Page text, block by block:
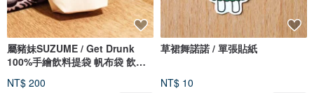
屬豬妹SUZUME / Get Drunk
100%手繪飲料提袋 帆布袋 飲料
NT$ 200
草裙舞諾諾 / 單張貼紙
NT$ 10